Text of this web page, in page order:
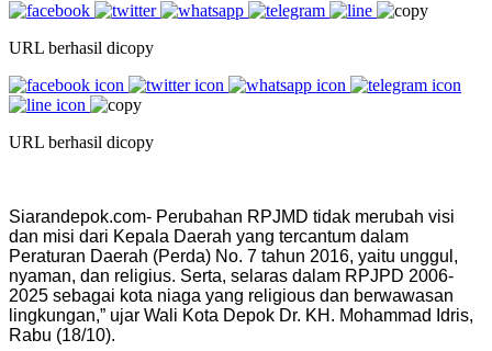
URL berhasil dicopy
URL berhasil dicopy
Siarandepok.com- Perubahan RPJMD tidak merubah visi
dan misi dari Kepala Daerah yang tercantum dalam
Peraturan Daerah (Perda) No. 7 tahun 2016, yaitu unggul,
nyaman, dan religius. Serta, selaras dalam RPJPD 2006-
2025 sebagai kota niaga yang religious dan berwawasan
lingkungan,” ujar Wali Kota Depok Dr. KH. Mohammad Idris,
Rabu (18/10).